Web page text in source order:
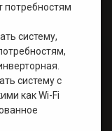
потребностям
систему,
систему с
как Wi-Fi